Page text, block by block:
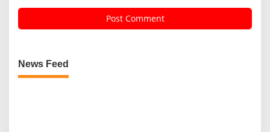
News Feed